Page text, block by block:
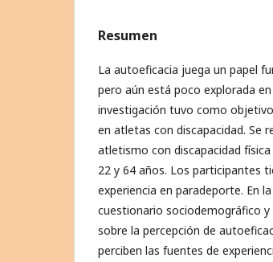
Resumen
La autoeficacia juega un papel
pero aún está poco explorada
investigación tuvo como
en atletas con discapacidad. Se
atletismo con discapacidad
22 y 64 años. Los participantes
experiencia en paradeporte. En
cuestionario sociodemográfico
sobre la percepción de
perciben las fuentes de